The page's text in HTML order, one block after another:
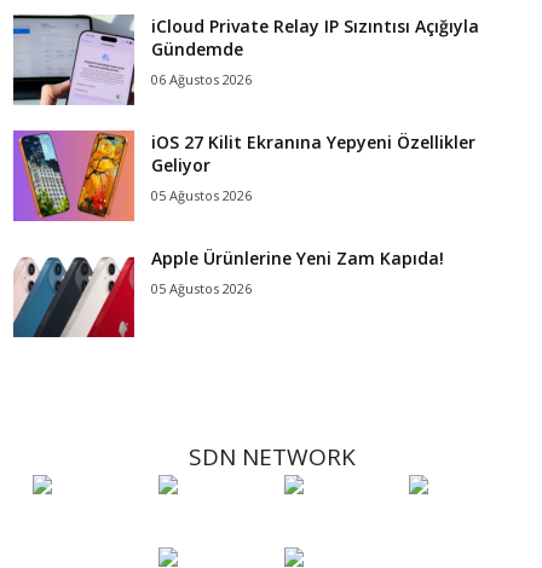
iCloud Private Relay IP Sızıntısı Açığıyla
Gündemde
06 Ağustos 2026
iOS 27 Kilit Ekranına Yepyeni Özellikler
Geliyor
05 Ağustos 2026
Apple Ürünlerine Yeni Zam Kapıda!
05 Ağustos 2026
SDN NETWORK